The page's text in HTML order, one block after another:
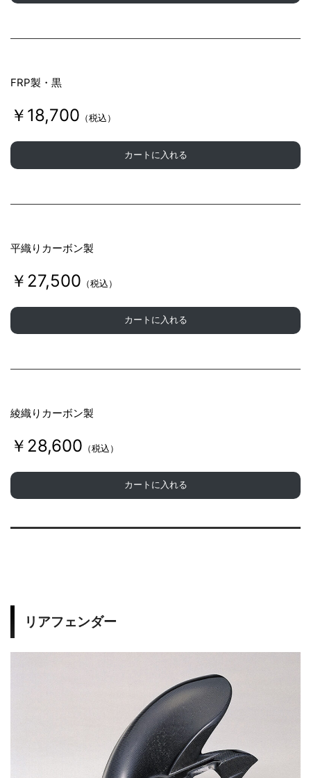
FRP製・黒
￥18,700 （税込）
カートに入れる
平織りカーボン製
￥27,500 （税込）
カートに入れる
綾織りカーボン製
￥28,600 （税込）
カートに入れる
リアフェンダー